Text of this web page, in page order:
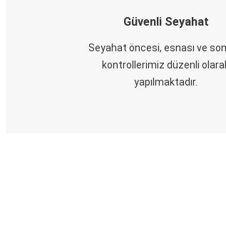
Güvenli Seyahat
Seyahat öncesi, esnası ve
kontrollerimiz düzenli
yapılmaktadır.